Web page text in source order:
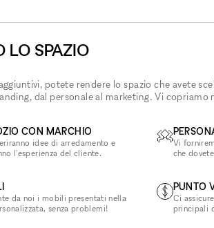
LO SPAZIO
potete rendere lo spazio che avete
dal personale al marketing. Vi copriamo
CON MARCHIO
idee di arredamento e
l'esperienza del cliente.
da noi i mobili presentati nella
senza problemi!
Vi
che
PUNTO
Ci
principali